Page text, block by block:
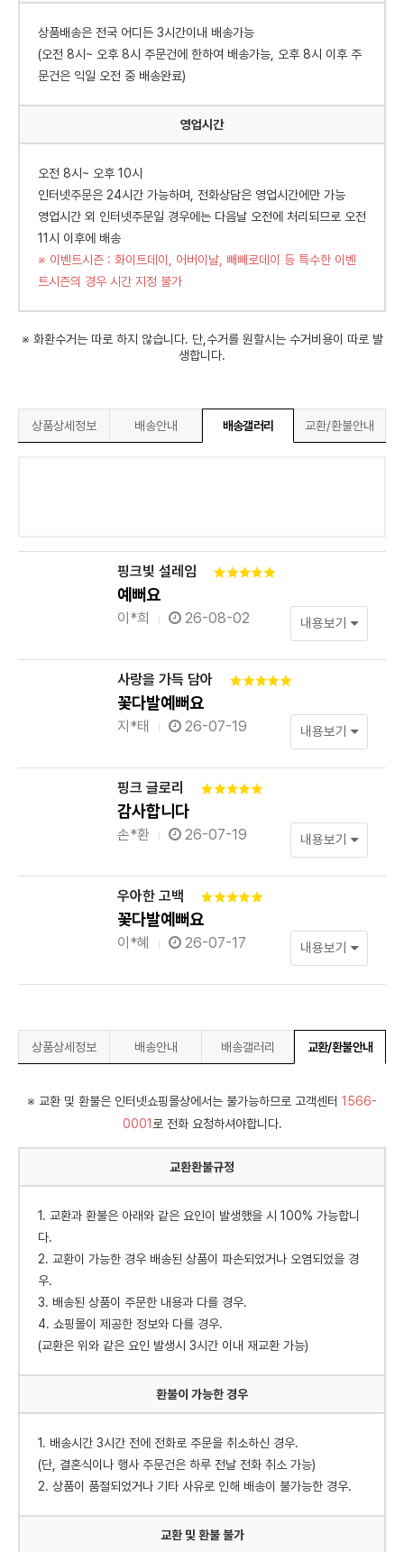
상품배송은 전국 어디든 3시간이내 배송가능
(오전 8시~ 오후 8시 주문건에 한하여 배송가능, 오후 8시 이후 주
문건은 익일 오전 중 배송완료)
영업시간
오전 8시~ 오후 10시
인터넷주문은 24시간 가능하며, 전화상담은 영업시간에만 가능
영업시간 외 인터넷주문일 경우에는 다음날 오전에 처리되므로 오전
11시 이후에 배송
※ 이벤트시즌 : 화이트데이, 어버이날, 빼빼로데이 등 특수한 이벤
트시즌의 경우 시간 지정 불가
※ 화환수거는 따로 하지 않습니다. 단,수거를 원할시는 수거비용이 따로 발
생합니다.
상품상세정보 배송안내 배송갤러리 교환/환불안내
핑크빛 설레임
예뻐요
이*희 26-08-02 내용보기
사랑을 가득 담아
꽃다발예뻐요
지*태 26-07-19 내용보기
핑크 글로리
감사합니다
손*환 26-07-19 내용보기
우아한 고백
꽃다발예뻐요
이*혜 26-07-17 내용보기
상품상세정보 배송안내 배송갤러리 교환/환불안내
※ 교환 및 환불은 인터넷쇼핑몰상에서는 불가능하므로 고객센터 1566-
0001 로 전화 요청하셔야합니다.
교환환불규정
1. 교환과 환불은 아래와 같은 요인이 발생했을 시 100% 가능합니
다.
2. 교환이 가능한 경우 배송된 상품이 파손되었거나 오염되었을 경
우.
3. 배송된 상품이 주문한 내용과 다를 경우.
4. 쇼핑몰이 제공한 정보와 다를 경우.
(교환은 위와 같은 요인 발생시 3시간 이내 재교환 가능)
환불이 가능한 경우
1. 배송시간 3시간 전에 전화로 주문을 취소하신 경우.
(단, 결혼식이나 행사 주문건은 하루 전날 전화 취소 가능)
2. 상품이 품절되었거나 기타 사유로 인해 배송이 불가능한 경우.
교환 및 환불 불가